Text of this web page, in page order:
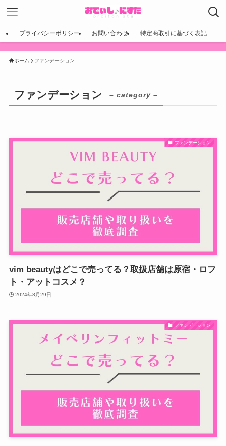
プライバシーポリシー お問い合わせ 特定商取引に基づく表記
ホーム ファンデーション
ファンデーション – category –
ファンデーション
vim beautyはどこで売ってる？取扱店舗は原宿・ロフ
ト・アットコスメ？
2024年8月29日
ファンデーション